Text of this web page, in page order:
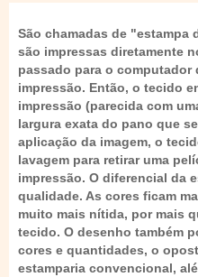
São chamadas de
são impressas diretamente
passado para o computador
impressão. Então, o tecido
impressão (parecida com
largura exata do pano que
aplicação da imagem, o
lavagem para retirar uma
impressão. O diferencial da
qualidade. As cores ficam
muito mais nítida, por mais
tecido. O desenho também
cores e quantidades, o
estamparia convencional,